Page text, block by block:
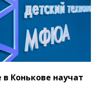
Конькове научат